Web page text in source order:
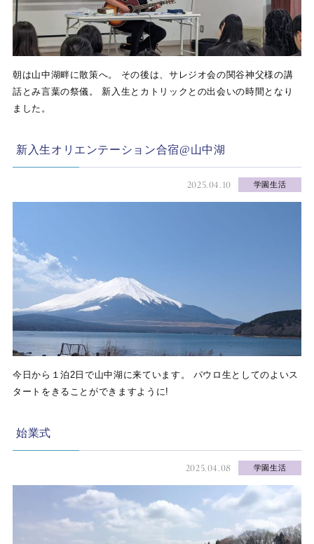
朝は山中湖畔に散策へ。 その後は、サレジオ会の関谷神父様の講
話とみ言葉の祭儀。 新入生とカトリックとの出会いの時間となり
ました。
新入生オリエンテーション合宿@山中湖
2025.04.10 学園生活
今日から１泊2日で山中湖に来ています。 パウロ生としてのよいス
タートをきることができますように!
始業式
2025.04.08 学園生活